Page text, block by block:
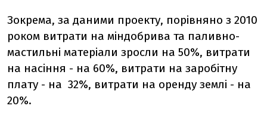
Зокрема, за даними проекту, порівняно з 2010
роком витрати на міндобрива та паливно-
мастильні матеріали зросли на 50%, витрати
на насіння - на 60%, витрати на заробітну
плату - на 32%, витрати на оренду землі - на
20%.